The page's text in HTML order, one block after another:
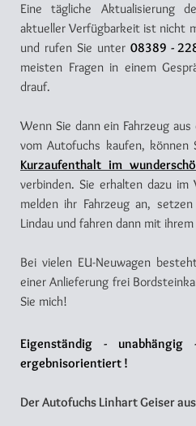
Eine tägliche Aktualisierung
aktueller Verfügbarkeit ist nicht
und rufen Sie unter 08389 -
meisten Fragen in einem
drauf.
Wenn Sie dann ein Fahrzeug
vom Autofuchs kaufen, können
Kurzaufenthalt im
verbinden. Sie erhalten dazu im
melden ihr Fahrzeug an,
Lindau und fahren dann mit
Bei vielen EU-Neuwagen
einer Anlieferung frei
Sie mich!
Eigenständig -
ergebnisorientiert !
Der Autofuchs Linhart Geiser